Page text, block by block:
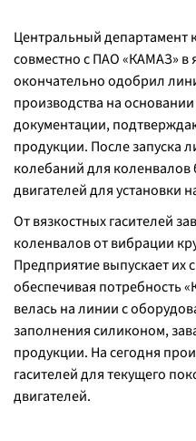
Центральный департамент
совместно с ПАО «КАМАЗ» в
окончательно одобрил
производства на
документации,
продукции. После запуска
колебаний для коленвалов
двигателей для установки
От вязкостных гасителей
коленвалов от вибрации
Предприятие выпускает их
обеспечивая потребность
велась на линии с
заполнения силиконом,
продукции. На сегодня
гасителей для текущего
двигателей.